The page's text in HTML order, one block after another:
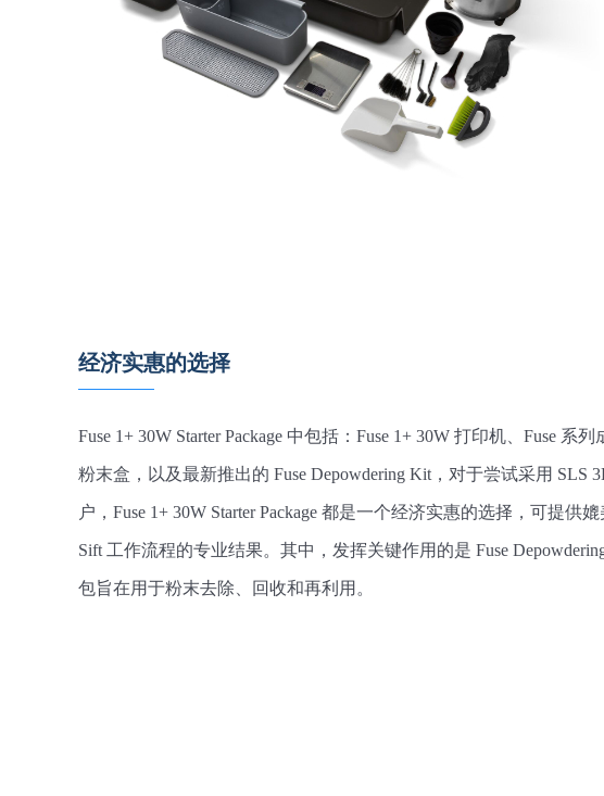
经济实惠的选择
Fuse 1+ 30W Starter Package 中包括：Fuse 1+ 30W 打印机、Fuse 系列
粉末盒，以及最新推出的 Fuse Depowdering Kit，对于尝试采用 SLS
户，Fuse 1+ 30W Starter Package 都是一个经济实惠的选择，可提供
Sift 工作流程的专业结果。其中，发挥关键作用的是 Fuse
包旨在用于粉末去除、回收和再利用。